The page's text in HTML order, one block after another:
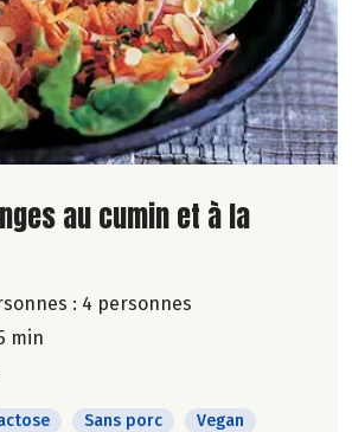
la recette
au cumin et à la
: 4 personnes
min
Sans porc
Vegan